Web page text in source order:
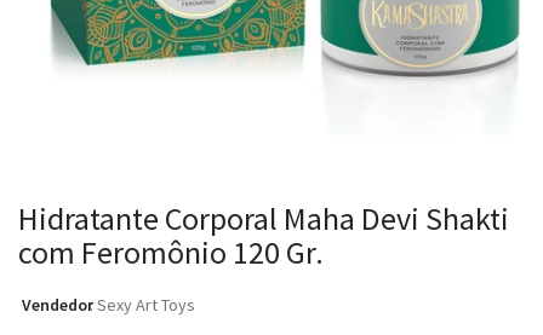
Hidratante Corporal Maha Devi Shakti
com Feromônio 120 Gr.
Vendedor: Sexy Art Toys